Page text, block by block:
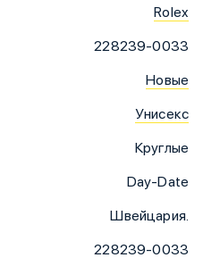
Rolex
228239-0033
Новые
Унисекс
Круглые
Day-Date
Швейцария.
228239-0033